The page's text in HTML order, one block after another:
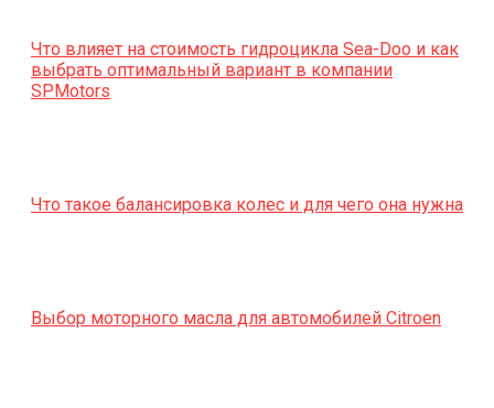
Что влияет на стоимость гидроцикла Sea-Doo и как
выбрать оптимальный вариант в компании
SPMotors
Что такое балансировка колес и для чего она нужна
Выбор моторного масла для автомобилей Citroen